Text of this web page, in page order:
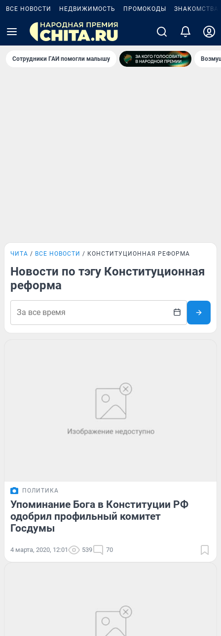
ВСЕ НОВОСТИ НЕДВИЖИМОСТЬ ПРОМОКОДЫ ЗНАКОМСТВА
Сотрудники ГАИ помогли малышу
ЧИТА ВСЕ НОВОСТИ КОНСТИТУЦИОННАЯ РЕФОРМА
Новости по тэгу Конституционная
реформа
ПОЛИТИКА
Упоминание Бога в Конституции РФ
одобрил профильный комитет
Госдумы
4 марта, 2020, 12:01 539 70